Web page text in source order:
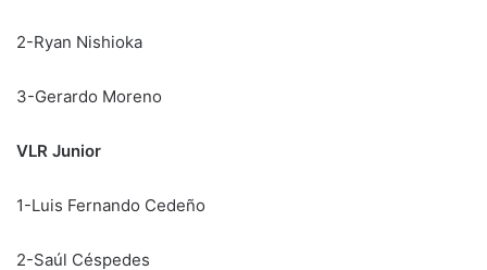
2-Ryan Nishioka
3-Gerardo Moreno
VLR Junior
1-Luis Fernando Cedeño
2-Saúl Céspedes